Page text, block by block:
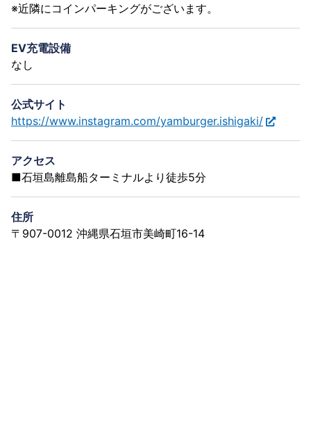
※近隣にコインパーキングがございます。
EV充電設備
なし
公式サイト
https://www.instagram.com/yamburger.ishigaki/
アクセス
■石垣島離島船ターミナルより徒歩5分
住所
〒907-0012 沖縄県石垣市美崎町16-14